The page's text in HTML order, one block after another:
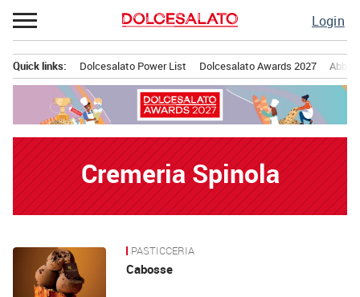
Passa
al
Login
principale
Quick links: Dolcesalato Power List Dolcesalato Awards 2027
Cremeria Spinola
News PASTICCERIA
Cabosse